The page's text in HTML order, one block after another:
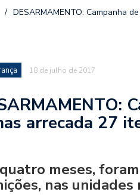
/ DESARMAMENTO: Campanha
18 de julho de 2017
arrecada 27
meses,
nas